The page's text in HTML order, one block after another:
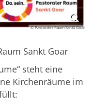
© Pastoraler Raum Sankt Goar
Sankt Goar
steht eine
Kirchenräume im